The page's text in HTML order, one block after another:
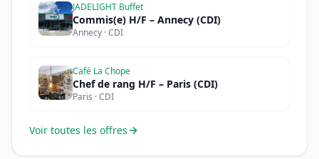
JADELIGHT Buffet
Commis(e) H/F – Annecy (CDI)
Annecy · CDI
Café La Chope
Chef de rang H/F – Paris (CDI)
Paris · CDI
Voir toutes les offres